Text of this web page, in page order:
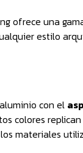
ofrece una
estilo
con el
colores
materiales